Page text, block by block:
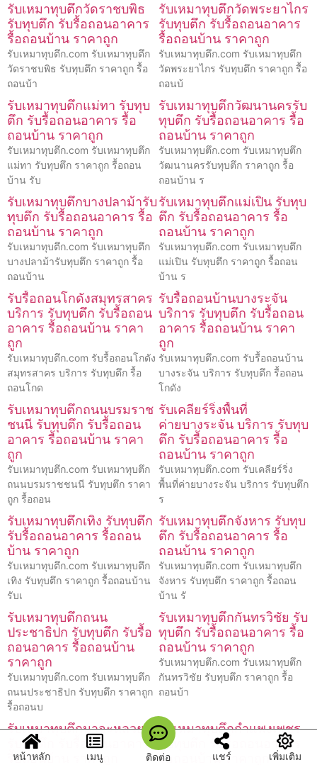
รับเหมาทุบตึกวัดราชบพิธ
รับทุบตึก รับรื้อถอนอาคาร
รื้อถอนบ้าน ราคาถูก
รับเหมาทุบตึก.com รับเหมาทุบตึก
วัดราชบพิธ รับทุบตึก ราคาถูก รื้อ
ถอนบ้า
รับเหมาทุบตึกวัดพระยาไกร
รับทุบตึก รับรื้อถอนอาคาร
รื้อถอนบ้าน ราคาถูก
รับเหมาทุบตึก.com รับเหมาทุบตึก
วัดพระยาไกร รับทุบตึก ราคาถูก รื้อ
ถอนบ้
รับเหมาทุบตึกแม่ทา รับทุบ
ตึก รับรื้อถอนอาคาร รื้อ
ถอนบ้าน ราคาถูก
รับเหมาทุบตึก.com รับเหมาทุบตึก
แม่ทา รับทุบตึก ราคาถูก รื้อถอน
บ้าน รับ
รับเหมาทุบตึกวัฒนานครรับ
ทุบตึก รับรื้อถอนอาคาร รื้อ
ถอนบ้าน ราคาถูก
รับเหมาทุบตึก.com รับเหมาทุบตึก
วัฒนานครรับทุบตึก ราคาถูก รื้อ
ถอนบ้าน ร
รับเหมาทุบตึกบางปลาม้ารับ
ทุบตึก รับรื้อถอนอาคาร รื้อ
ถอนบ้าน ราคาถูก
รับเหมาทุบตึก.com รับเหมาทุบตึก
บางปลาม้ารับทุบตึก ราคาถูก รื้อ
ถอนบ้าน
รับเหมาทุบตึกแม่เปิน รับทุบ
ตึก รับรื้อถอนอาคาร รื้อ
ถอนบ้าน ราคาถูก
รับเหมาทุบตึก.com รับเหมาทุบตึก
แม่เปิน รับทุบตึก ราคาถูก รื้อถอน
บ้าน ร
รับรื้อถอนโกดังสมุทรสาคร
บริการ รับทุบตึก รับรื้อถอน
อาคาร รื้อถอนบ้าน ราคา
ถูก
รับเหมาทุบตึก.com รับรื้อถอนโกดัง
สมุทรสาคร บริการ รับทุบตึก รื้อ
ถอนโกด
รับรื้อถอนบ้านบางระจัน
บริการ รับทุบตึก รับรื้อถอน
อาคาร รื้อถอนบ้าน ราคา
ถูก
รับเหมาทุบตึก.com รับรื้อถอนบ้าน
บางระจัน บริการ รับทุบตึก รื้อถอน
โกดัง
รับเหมาทุบตึกถนนบรมราช
ชนนี รับทุบตึก รับรื้อถอน
อาคาร รื้อถอนบ้าน ราคา
ถูก
รับเหมาทุบตึก.com รับเหมาทุบตึก
ถนนบรมราชชนนี รับทุบตึก ราคา
ถูก รื้อถอน
รับเคลียร์ริ่งพื้นที่
ค่ายบางระจัน บริการ รับทุบ
ตึก รับรื้อถอนอาคาร รื้อ
ถอนบ้าน ราคาถูก
รับเหมาทุบตึก.com รับเคลียร์ริ่ง
พื้นที่ค่ายบางระจัน บริการ รับทุบตึก
ร
รับเหมาทุบตึกเทิง รับทุบตึก
รับรื้อถอนอาคาร รื้อถอน
บ้าน ราคาถูก
รับเหมาทุบตึก.com รับเหมาทุบตึก
เทิง รับทุบตึก ราคาถูก รื้อถอนบ้าน
รับเ
รับเหมาทุบตึกจังหาร รับทุบ
ตึก รับรื้อถอนอาคาร รื้อ
ถอนบ้าน ราคาถูก
รับเหมาทุบตึก.com รับเหมาทุบตึก
จังหาร รับทุบตึก ราคาถูก รื้อถอน
บ้าน รั
รับเหมาทุบตึกถนน
ประชาธิปก รับทุบตึก รับรื้อ
ถอนอาคาร รื้อถอนบ้าน
ราคาถูก
รับเหมาทุบตึก.com รับเหมาทุบตึก
ถนนประชาธิปก รับทุบตึก ราคาถูก
รื้อถอนบ
รับเหมาทุบตึกกันทรวิชัย รับ
ทุบตึก รับรื้อถอนอาคาร รื้อ
ถอนบ้าน ราคาถูก
รับเหมาทุบตึก.com รับเหมาทุบตึก
กันทรวิชัย รับทุบตึก ราคาถูก รื้อ
ถอนบ้า
รับเหมาทุบตึกนาจะหลวย
รับทุบตึก รับรื้อถอนอาคาร
รื้อถอนบ้าน ราคาถูก
รับเหมาทุบตึกกำแพงเพชร
รับทุบตึก รับรื้อถอนอาคาร
รื้อถอนบ้าน ราคาถูก
หน้าหลัก เมนู ติดต่อ แชร์ เพิ่มเติม